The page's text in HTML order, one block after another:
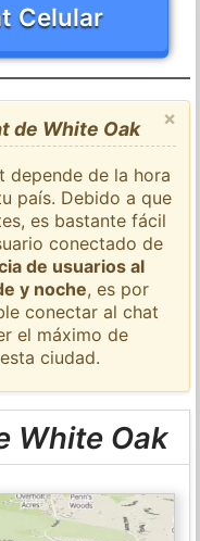
Celular
×
de White Oak
depende de la hora
país. Debido a que
es bastante fácil
conectado de
de usuarios al
y noche, es por
conectar al chat
el máximo de
ciudad.
White Oak